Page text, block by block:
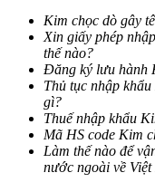
Kim chọc dò gây
Xin giấy phép
thế nào?
Đăng ký lưu hành
Thủ tục nhập khẩu
gì?
Thuế nhập khẩu
Mã HS code Kim
Làm thế nào để
nước ngoài về Việt